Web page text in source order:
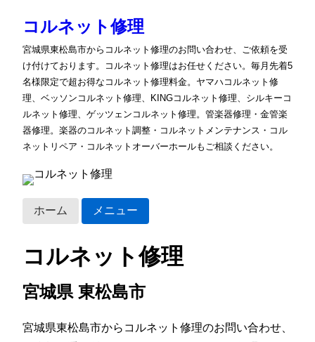
コルネット修理
宮城県東松島市からコルネット修理のお問い合わせ、ご依頼を受
け付けております。コルネット修理はお任せください。毎月先着5
名様限定で超お得なコルネット修理料金。ヤマハコルネット修
理、ベッソンコルネット修理、KINGコルネット修理、シルキーコ
ルネット修理、ゲッツェンコルネット修理。管楽器修理・金管楽
器修理。楽器のコルネット調整・コルネットメンテナンス・コル
ネットリペア・コルネットオーバーホールもご相談ください。
ホーム メニュー
コルネット修理
宮城県 東松島市
宮城県東松島市からコルネット修理のお問い合わせ、